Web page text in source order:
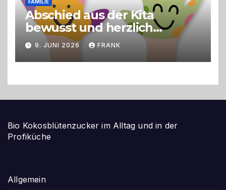
FAMILIE
Abschied aus der Kita
bewusst und herzlich
gestalten
9. JUNI 2026 FRANK
Bio Kokosblütenzucker im Alltag und in der
Profiküche
Allgemein